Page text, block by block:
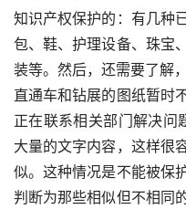
知识产权保护的：有几种
包、鞋、护理设备、珠宝
装等。然后，还需要了解
直通车和钻展的图纸暂时
正在联系相关部门解决问
大量的文字内容，这样很
似。这种情况是不能被保
判断为那些相似但不相同